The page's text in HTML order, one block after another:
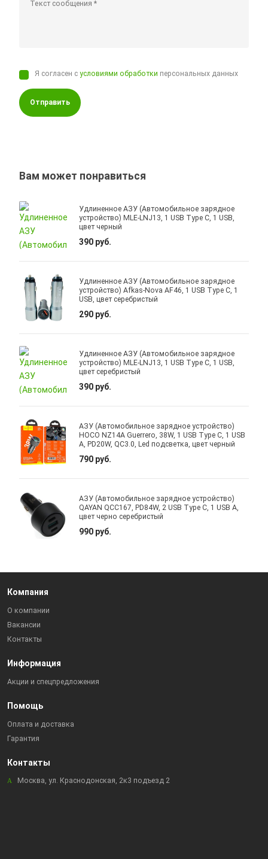
Я согласен сусловиями обработки персональных данных
Отправить
Вам может понравиться
Удлиненное АЗУ (Автомобильное зарядное
устройство) MLE-LNJ13, 1 USB Type C, 1 USB,
цвет черный
390 руб.
Удлиненное АЗУ (Автомобильное зарядное
устройство) Afkas-Nova AF46, 1 USB Type C, 1
USB, цвет серебристый
290 руб.
Удлиненное АЗУ (Автомобильное зарядное
устройство) MLE-LNJ13, 1 USB Type C, 1 USB,
цвет серебристый
390 руб.
АЗУ (Автомобильное зарядное устройство)
HOCO NZ14A Guerrero, 38W, 1 USB Type C, 1 USB
A, PD20W, QC3.0, Led подсветка, цвет черный
790 руб.
АЗУ (Автомобильное зарядное устройство)
QAYAN QCC167, PD84W, 2 USB Type C, 1 USB A,
цвет черно серебристый
990 руб.
Компания
О компании
Вакансии
Контакты
Информация
Акции и спецпредложения
Помощь
Оплата и доставка
Гарантия
Контакты
Москва, ул. Краснодонская, 2к3 подъезд 2